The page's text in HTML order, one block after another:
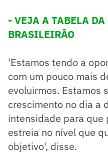
- VEJA A TABELA DA
BRASILEIRÃO
'Estamos tendo a
com um pouco mais
evoluirmos. Estamos
crescimento no dia a
intensidade para que
estreia no nível que
objetivo', disse.